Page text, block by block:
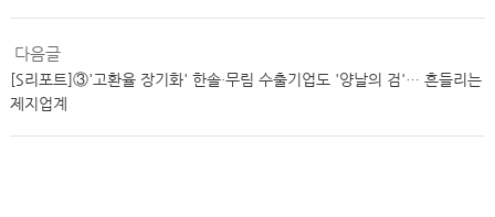
다음글
[S리포트]③'고환율 장기화' 한솔·무림 수출기업도 '양날의 검'… 흔들리는
제지업계